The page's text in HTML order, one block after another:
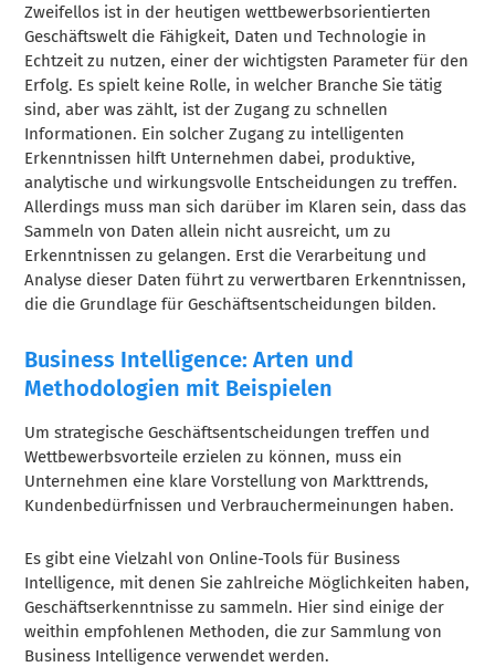
Zweifellos ist in der heutigen wettbewerbsorientierten
Geschäftswelt die Fähigkeit, Daten und Technologie in
Echtzeit zu nutzen, einer der wichtigsten Parameter für den
Erfolg. Es spielt keine Rolle, in welcher Branche Sie tätig
sind, aber was zählt, ist der Zugang zu schnellen
Informationen. Ein solcher Zugang zu intelligenten
Erkenntnissen hilft Unternehmen dabei, produktive,
analytische und wirkungsvolle Entscheidungen zu treffen.
Allerdings muss man sich darüber im Klaren sein, dass das
Sammeln von Daten allein nicht ausreicht, um zu
Erkenntnissen zu gelangen. Erst die Verarbeitung und
Analyse dieser Daten führt zu verwertbaren Erkenntnissen,
die die Grundlage für Geschäftsentscheidungen bilden.
Business Intelligence: Arten und
Methodologien mit Beispielen
Um strategische Geschäftsentscheidungen treffen und
Wettbewerbsvorteile erzielen zu können, muss ein
Unternehmen eine klare Vorstellung von Markttrends,
Kundenbedürfnissen und Verbrauchermeinungen haben.
Es gibt eine Vielzahl von Online-Tools für Business
Intelligence, mit denen Sie zahlreiche Möglichkeiten haben,
Geschäftserkenntnisse zu sammeln. Hier sind einige der
weithin empfohlenen Methoden, die zur Sammlung von
Business Intelligence verwendet werden.